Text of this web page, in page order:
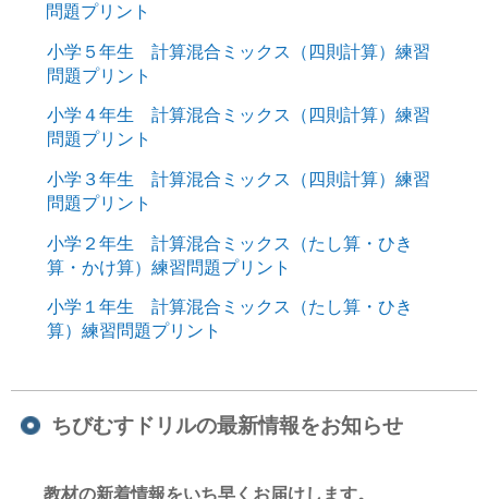
問題プリント
小学５年生 計算混合ミックス（四則計算）練習
問題プリント
小学４年生 計算混合ミックス（四則計算）練習
問題プリント
小学３年生 計算混合ミックス（四則計算）練習
問題プリント
小学２年生 計算混合ミックス（たし算・ひき
算・かけ算）練習問題プリント
小学１年生 計算混合ミックス（たし算・ひき
算）練習問題プリント
ちびむすドリルの最新情報をお知らせ
教材の新着情報をいち早くお届けします。